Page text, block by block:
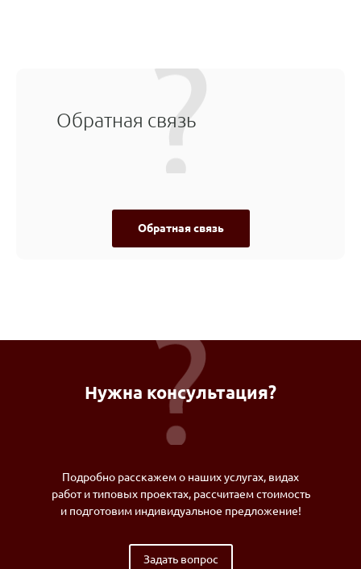
Обратная связь
Обратная связь
Нужна консультация?
Подробно расскажем о наших услугах, видах
работ и типовых проектах, рассчитаем стоимость
и подготовим индивидуальное предложение!
Задать вопрос